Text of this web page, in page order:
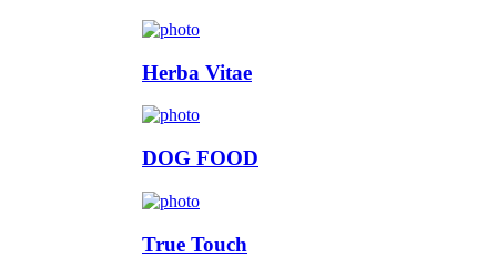
Herba Vitae
DOG FOOD
True Touch